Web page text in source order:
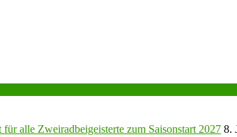
alle Zweiradbeigeisterte zum Saisonstart 2027 8.